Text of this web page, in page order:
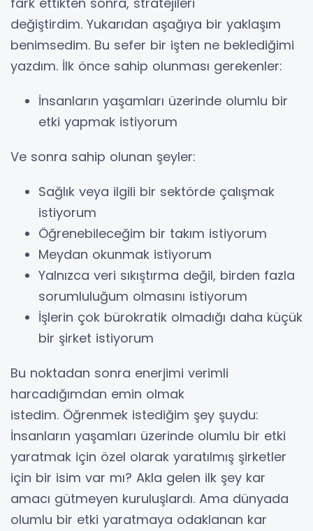
değiştirdim. Yukarıdan aşağıya bir yaklaşım
benimsedim. Bu sefer bir işten ne beklediğimi
yazdım. İlk önce sahip olunması gerekenler:
İnsanların yaşamları üzerinde olumlu bir
etki yapmak istiyorum
Ve sonra sahip olunan şeyler:
Sağlık veya ilgili bir sektörde çalışmak
istiyorum
Öğrenebileceğim bir takım istiyorum
Meydan okunmak istiyorum
Yalnızca veri sıkıştırma değil, birden fazla
sorumluluğum olmasını istiyorum
İşlerin çok bürokratik olmadığı daha küçük
bir şirket istiyorum
Bu noktadan sonra enerjimi verimli
harcadığımdan emin olmak
istedim. Öğrenmek istediğim şey şuydu:
İnsanların yaşamları üzerinde olumlu bir etki
yaratmak için özel olarak yaratılmış şirketler
için bir isim var mı? Akla gelen ilk şey kar
amacı gütmeyen kuruluşlardı. Ama dünyada
olumlu bir etki yaratmaya odaklanan kar